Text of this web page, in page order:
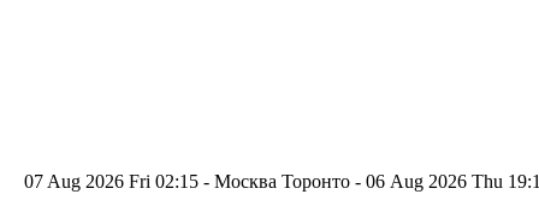
07 Aug 2026 Fri 02:15 - Москва Торонто - 06 Aug 2026 Thu